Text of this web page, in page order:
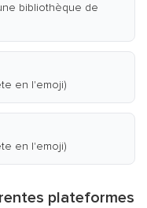
bibliothèque de
en l'emoji)
en l'emoji)
plateformes